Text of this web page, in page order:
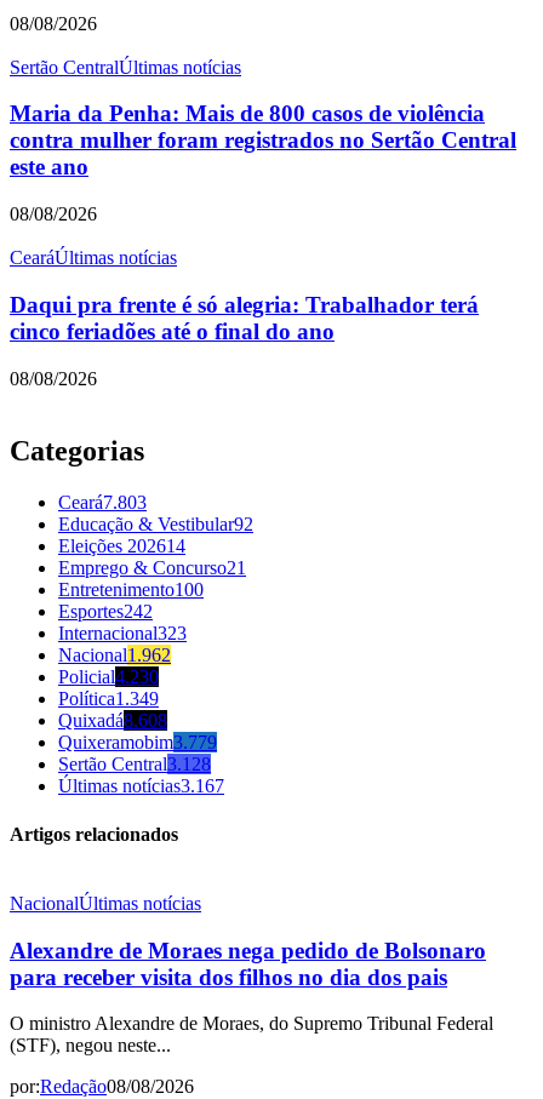
08/08/2026
Sertão CentralÚltimas notícias
Maria da Penha: Mais de 800 casos de violência
contra mulher foram registrados no Sertão Central
este ano
08/08/2026
CearáÚltimas notícias
Daqui pra frente é só alegria: Trabalhador terá
cinco feriadões até o final do ano
08/08/2026
Categorias
Ceará7.803
Educação & Vestibular92
Eleições 202614
Emprego & Concurso21
Entretenimento100
Esportes242
Internacional323
Nacional1.962
Policial4.230
Política1.349
Quixadá8.608
Quixeramobim3.779
Sertão Central3.128
Últimas notícias3.167
Artigos relacionados
NacionalÚltimas notícias
Alexandre de Moraes nega pedido de Bolsonaro
para receber visita dos filhos no dia dos pais
O ministro Alexandre de Moraes, do Supremo Tribunal Federal
(STF), negou neste...
por:Redação08/08/2026